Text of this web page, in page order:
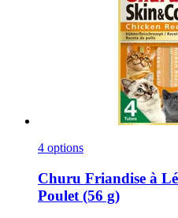
4 options
Churu Friandise à
Poulet (56 g)